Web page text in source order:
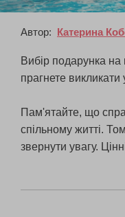
Автор: Катерина
Вибір подарунка на
прагнете
Пам'ятайте, що
спільному житті.
звернути увагу.